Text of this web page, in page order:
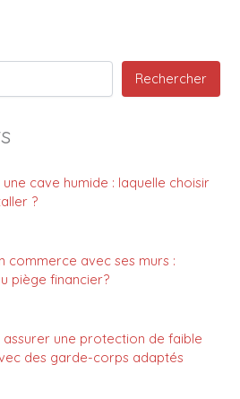
Rechercher
une cave humide : laquelle choisir
?
commerce avec ses murs :
piège financier?
assurer une protection de faible
des garde-corps adaptés